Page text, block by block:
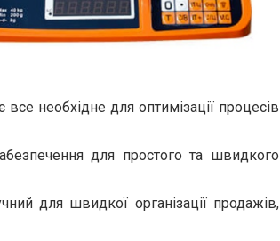
необхідне для оптимізації процесів
для простого та швидкого
для швидкої організації продажів,